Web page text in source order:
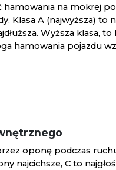
hamowania na mokrej
Klasa A (najwyższa) to
Wyższa klasa,
hamowania pojazdu
oponę podczas
najcichsze, C to